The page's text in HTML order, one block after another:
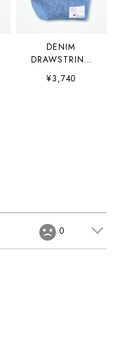
DENIM
DRAWSTRING
BAG
¥3,740
0